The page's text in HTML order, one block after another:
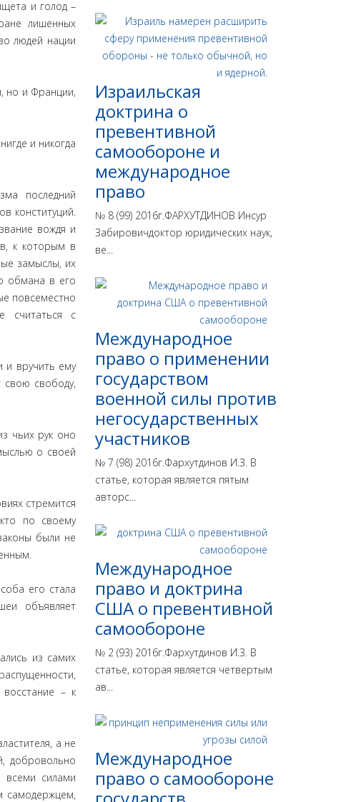
и голод –
лишенных
людей нации
но и Франции,
и никогда
последний
конституций.
вождя и
к которым в
замыслы, их
обмана в его
повсеместно
считаться с
и вручить ему
свою свободу,
чьих рук оно
о своей
стремится
по своему
были не
его стала
объявляет
из самих
– к
а не
добровольно
всеми силами
самодержцем,
Израильская
доктрина o
превентивной
самообороне и
международное
право
№ 8 (99) 2016г.ФАРХУТДИНОВ Инсур
Забировичдоктор юридических наук,
ве...
Международное
право о применении
государством
военной силы против
негосударственных
участников
№ 7 (98) 2016г.Фархутдинов И.З. В
статье, которая является пятым
авторс...
Международное
право и доктрина
США о превентивной
самообороне
№ 2 (93) 2016г.Фархутдинов И.З. В
статье, которая является четвертым
ав...
Международное
право о самообороне